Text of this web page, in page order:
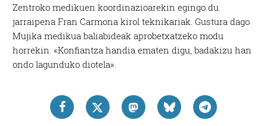
Zentroko medikuen koordinazioarekin egingo du
jarraipena Fran Carmona kirol teknikariak. Gustura dago
Mujika medikua baliabideak aprobetxatzeko modu
horrekin. «Konfiantza handia ematen digu, badakizu han
ondo lagunduko diotela».